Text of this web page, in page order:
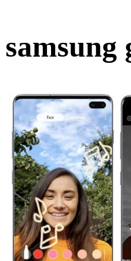
samsung